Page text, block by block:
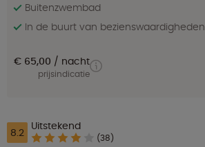
Buitenzwembad
In de buurt van bezienswaardigheden
€ 65,00 nacht
prijsindicatie
8.2 Uitstekend
(38)